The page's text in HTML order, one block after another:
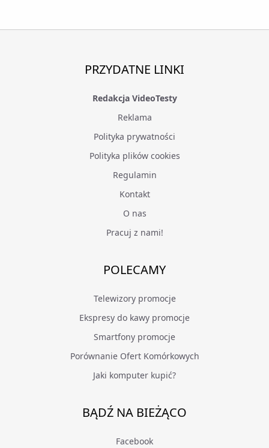
PRZYDATNE LINKI
Redakcja VideoTesty
Reklama
Polityka prywatności
Polityka plików cookies
Regulamin
Kontakt
O nas
Pracuj z nami!
POLECAMY
Telewizory promocje
Ekspresy do kawy promocje
Smartfony promocje
Porównanie Ofert Komórkowych
Jaki komputer kupić?
BĄDŹ NA BIEŻĄCO
Facebook